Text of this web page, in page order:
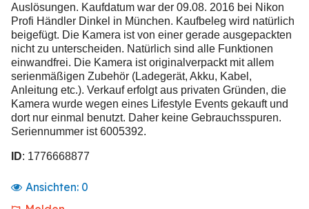
Auslösungen. Kaufdatum war der 09.08. 2016 bei Nikon
Profi Händler Dinkel in München. Kaufbeleg wird natürlich
beigefügt. Die Kamera ist von einer gerade ausgepackten
nicht zu unterscheiden. Natürlich sind alle Funktionen
einwandfrei. Die Kamera ist originalverpackt mit allem
serienmäßigen Zubehör (Ladegerät, Akku, Kabel,
Anleitung etc.). Verkauf erfolgt aus privaten Gründen, die
Kamera wurde wegen eines Lifestyle Events gekauft und
dort nur einmal benutzt. Daher keine Gebrauchsspuren.
Seriennummer ist 6005392.
ID: 1776668877
Ansichten: 0